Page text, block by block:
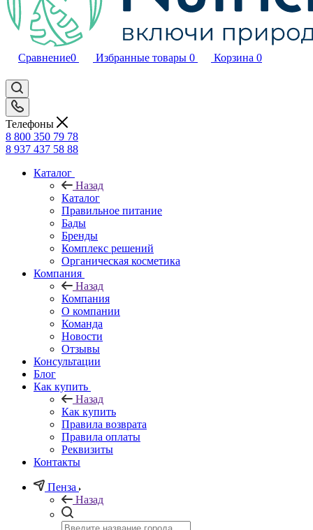
Сравнение0 Избранные товары 0 Корзина 0
Телефоны
8 800 350 79 78
8 937 437 58 88
Каталог
Назад
Каталог
Правильное питание
Бады
Бренды
Комплекс решений
Органическая косметика
Компания
Назад
Компания
О компании
Команда
Новости
Отзывы
Консультации
Блог
Как купить
Назад
Как купить
Правила возврата
Правила оплаты
Реквизиты
Контакты
Пенза
Назад